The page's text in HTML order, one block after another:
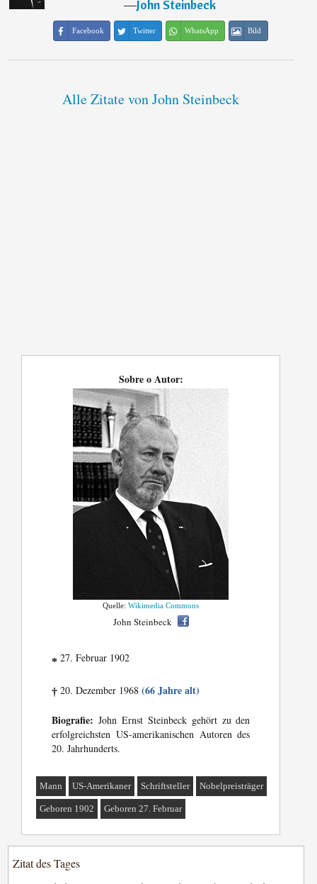
―John Steinbeck
Facebook Twitter WhatsApp Bild
Alle Zitate von John Steinbeck
Sobre o Autor:
Quelle:Wikimedia Commons
John Steinbeck
* 27. Februar 1902
† 20. Dezember 1968(66 Jahre alt)
Biografie: John Ernst Steinbeck gehört zu den
erfolgreichsten US-amerikanischen Autoren des
20. Jahrhunderts.
Mann US-Amerikaner Schriftsteller Nobelpreisträger
Geboren 1902 Geboren 27. Februar
Zitat des Tages